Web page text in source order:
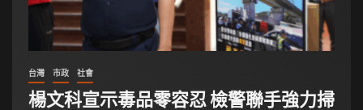
台灣 市政 社會
楊文科宣示毒品零容忍 檢警聯手強力掃